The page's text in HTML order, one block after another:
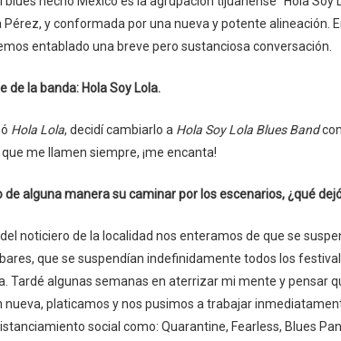
y conformada por una nueva y potente alineación.
entablado una breve pero sustanciosa conversación.
de la banda: Hola Soy Lola.
Hola Lola, decidí cambiarlo a Hola Soy Lola Blues Band
me llamen siempre, ¡me encanta!
alguna manera su caminar por los escenarios, ¿qué
noticiero de la localidad nos enteramos de que se
que se suspendían indefinidamente todos los
Tardé algunas semanas en aterrizar mi mente y pensar
platicamos y nos pusimos a trabajar
social como: Quarantine, Fearless, Blues